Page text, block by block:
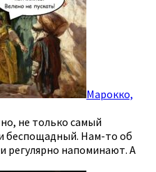
Марокко,
не только самый
беспощадный. Нам-то об
регулярно напоминают. А